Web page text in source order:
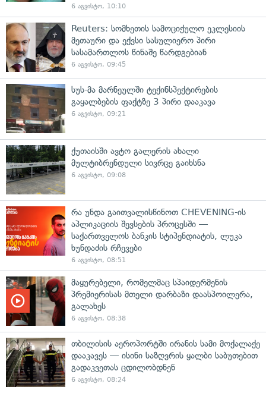
6 აგვისტო, 10:10
Reuters: სომხეთის სამოციქულო ეკლესიის
მეთაური და ექვსი სასულიერო პირი
სასამართლოს წინაშე წარდგებიან
6 აგვისტო, 09:45
სუს-მა მარნეულში ტექინსპექტირების
გაყალბების ფაქტზე 3 პირი დააკავა
6 აგვისტო, 09:21
ქუთაისში ავტო გალერის ახალი
მულტიბრენდული სივრცე გაიხსნა
6 აგვისტო, 09:08
რა უნდა გაითვალისწინოთ CHEVENING-ის
აპლიკაციის შევსების პროცესში —
საქართველოს ბანკის სტიპენდიატის, ლუკა
ხუნდაძის რჩევები
6 აგვისტო, 08:51
მაყურებელი, რომელმაც სპაიდერმენის
პრემიერისას მთელი დარბაზი დაასპოილერა,
გალახეს
6 აგვისტო, 08:38
თბილისის აეროპორტში ირანის სამი მოქალაქე
დააკავეს — ისინი საზღვრის ყალბი საბუთებით
გადაკვეთას ცდილობდნენ
6 აგვისტო, 08:24